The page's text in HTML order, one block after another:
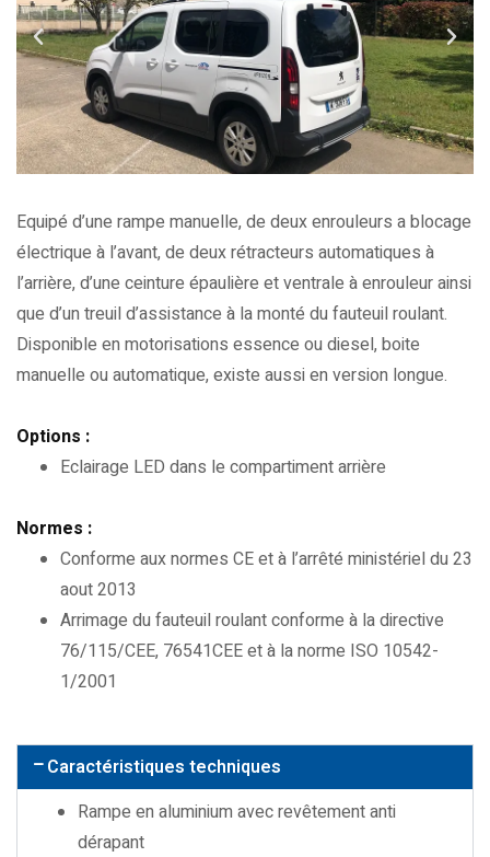
Equipé d’une rampe manuelle, de deux enrouleurs a blocage
électrique à l’avant, de deux rétracteurs automatiques à
l’arrière, d’une ceinture épaulière et ventrale à enrouleur ainsi
que d’un treuil d’assistance à la monté du fauteuil roulant.
Disponible en motorisations essence ou diesel, boite
manuelle ou automatique, existe aussi en version longue.
Options :
Eclairage LED dans le compartiment arrière
Normes :
Conforme aux normes CE et à l’arrêté ministériel du 23
aout 2013
Arrimage du fauteuil roulant conforme à la directive
76/115/CEE, 76541CEE et à la norme ISO 10542-
1/2001
Caractéristiques techniques
Rampe en aluminium avec revêtement anti
dérapant